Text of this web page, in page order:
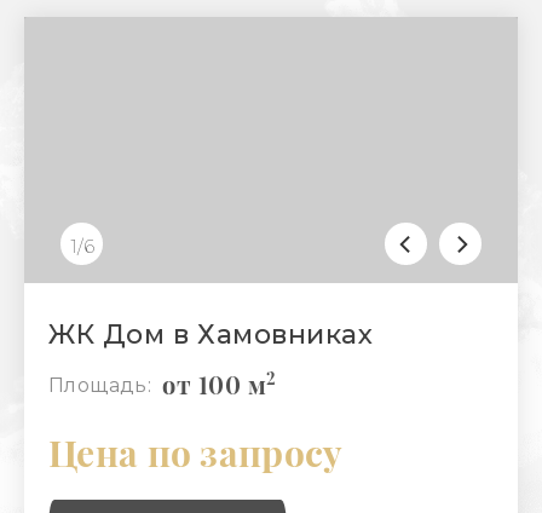
1/6
ЖК Дом в Хамовниках
Площадь: от 100 м2
Цена по запросу